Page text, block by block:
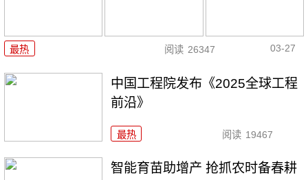
最热 阅读 26347 03-27
中国工程院发布《2025全球工程
前沿》
最热 阅读 19467
智能育苗助增产 抢抓农时备春耕